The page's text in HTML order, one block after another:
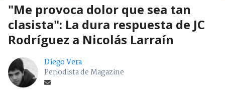
"Me provoca dolor que sea tan
clasista": La dura respuesta de JC
Rodríguez a Nicolás Larraín
Diego Vera
Periodista de Magazine